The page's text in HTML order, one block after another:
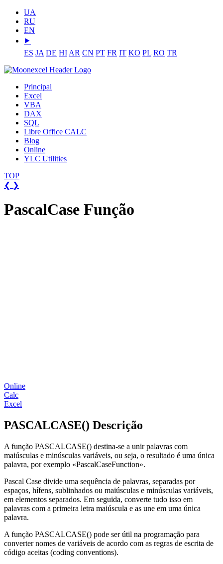
UA
RU
EN
⯈
ES JA DE HI AR CN PT FR IT KO PL RO TR
Principal
Excel
VBA
DAX
SQL
Libre Office CALC
Blog
Online
YLC Utilities
TOP
❮ ❯
PascalCase Função
Online
Calc
Excel
PASCALCASE() Descrição
A função PASCALCASE() destina-se a unir palavras com
maiúsculas e minúsculas variáveis, ou seja, o resultado é uma única
palavra, por exemplo «PascalCaseFunction».
Pascal Case divide uma sequência de palavras, separadas por
espaços, hífens, sublinhados ou maiúsculas e minúsculas variáveis,
em elementos separados. Em seguida, converte tudo isso em
palavras com a primeira letra maiúscula e as une em uma única
palavra.
A função PASCALCASE() pode ser útil na programação para
converter nomes de variáveis de acordo com as regras de escrita de
código aceitas (coding conventions).